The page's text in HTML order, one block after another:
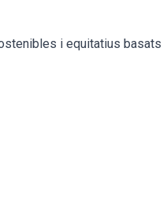
i equitatius basats